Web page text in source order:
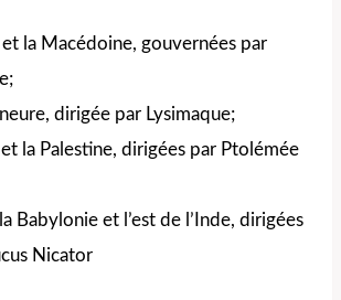
et la Macédoine, gouvernées par
dirigée par Lysimaque;
et la Palestine, dirigées par Ptolémée
Babylonie et l’est de l’Inde, dirigées
Nicator